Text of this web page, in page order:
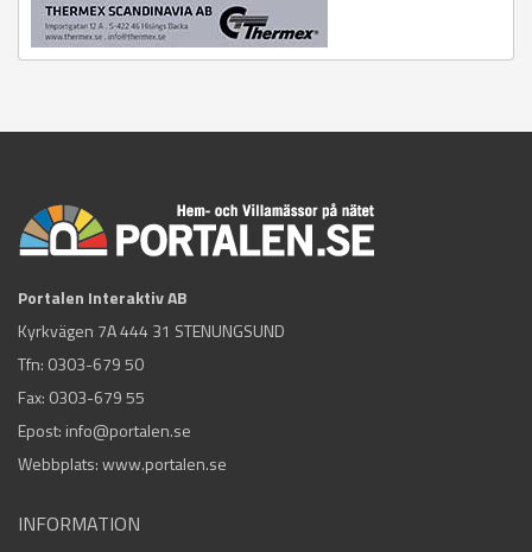
Portalen Interaktiv AB
Kyrkvägen 7A 444 31 STENUNGSUND
Tfn: 0303-679 50
Fax: 0303-679 55
Epost: info@portalen.se
Webbplats: www.portalen.se
INFORMATION